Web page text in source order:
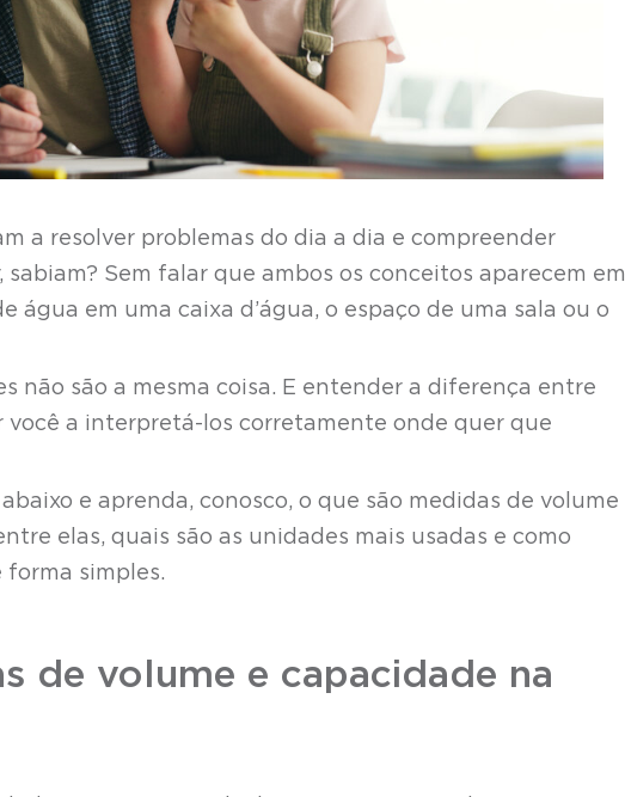
a resolver problemas do dia a dia e compreender
sabiam? Sem falar que ambos os conceitos aparecem em
água em uma caixa d’água, o espaço de uma sala ou o
não são a mesma coisa. E entender a diferença entre
você a interpretá-los corretamente onde quer que
e aprenda, conosco, o que são medidas de volume
elas, quais são as unidades mais usadas e como
simples.
de volume e capacidade na